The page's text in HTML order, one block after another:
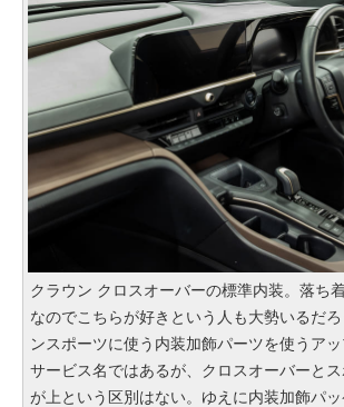
クラウン クロスオーバーの標準内装。落ち
なのでこちらが好きという人も大勢いるだ
ンスポーツに使う内装加飾パーツを使うア
サービス名ではあるが、クロスオーバーと
が上という区別はない。ゆえに内装加飾パ